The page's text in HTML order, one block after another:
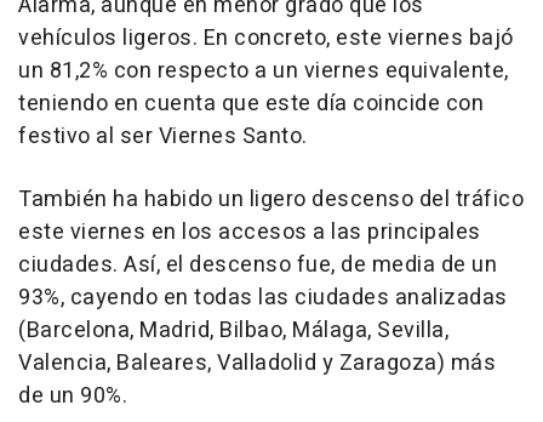
vehículos ligeros. En concreto, este viernes bajó
un 81,2% con respecto a un viernes equivalente,
teniendo en cuenta que este día coincide con
festivo al ser Viernes Santo.
También ha habido un ligero descenso del tráfico
este viernes en los accesos a las principales
ciudades. Así, el descenso fue, de media de un
93%, cayendo en todas las ciudades analizadas
(Barcelona, Madrid, Bilbao, Málaga, Sevilla,
Valencia, Baleares, Valladolid y Zaragoza) más
de un 90%.